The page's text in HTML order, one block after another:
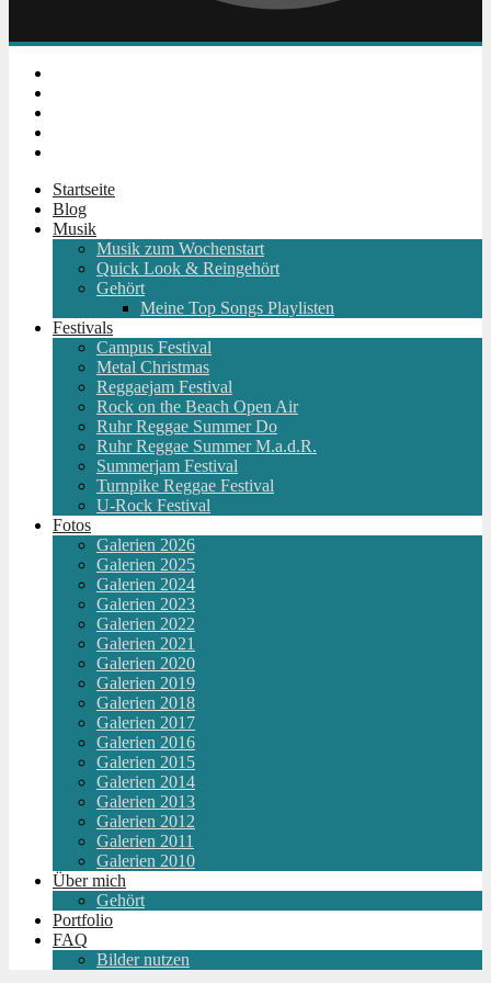
Startseite
Blog
Musik
Musik zum Wochenstart
Quick Look & Reingehört
Gehört
Meine Top Songs Playlisten
Festivals
Campus Festival
Metal Christmas
Reggaejam Festival
Rock on the Beach Open Air
Ruhr Reggae Summer Do
Ruhr Reggae Summer M.a.d.R.
Summerjam Festival
Turnpike Reggae Festival
U-Rock Festival
Fotos
Galerien 2026
Galerien 2025
Galerien 2024
Galerien 2023
Galerien 2022
Galerien 2021
Galerien 2020
Galerien 2019
Galerien 2018
Galerien 2017
Galerien 2016
Galerien 2015
Galerien 2014
Galerien 2013
Galerien 2012
Galerien 2011
Galerien 2010
Über mich
Gehört
Portfolio
FAQ
Bilder nutzen